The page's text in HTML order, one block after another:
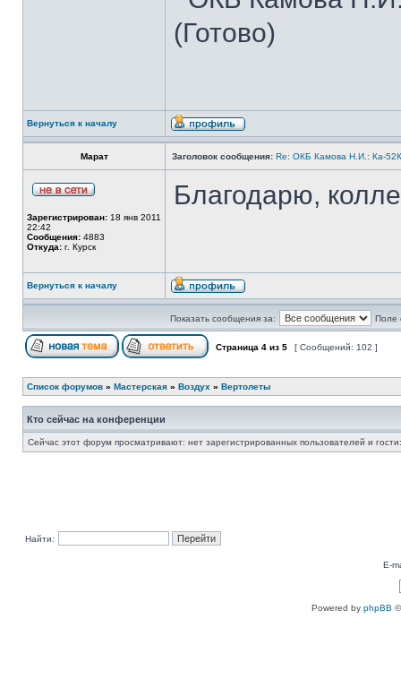
Вернуться к началу
Марат Заголовок сообщения: Re: ОКБ Камова Н.И.: Ка-
Зарегистрирован: 18 янв 2011
22:42
Сообщения: 4883
Откуда: г. Курск
Благодарю,
Вернуться к началу
Показать сообщения за: Поле
Страница 4 из 5 [ Сообщений: 102 ]
Список форумов » Мастерская » Воздух » Вертолеты
Кто сейчас на конференции
Сейчас этот форум просматривают: нет зарегистрированных пользователей и
Найти:
E-
Powered by phpBB